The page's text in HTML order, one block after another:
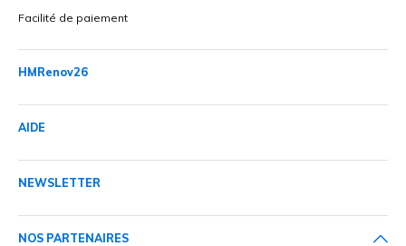
Facilité de paiement
HMRenov26
AIDE
NEWSLETTER
NOS PARTENAIRES